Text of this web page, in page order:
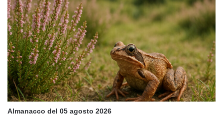
Almanacco del 05 agosto 2026